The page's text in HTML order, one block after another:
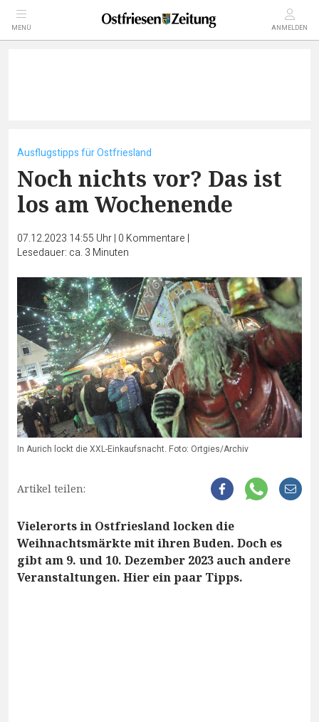
MENÜ ANMELDEN
Ausflugstipps für Ostfriesland
Noch nichts vor? Das ist
los am Wochenende
07.12.2023 14:55 Uhr| 0 Kommentare |
Lesedauer: ca. 3 Minuten
In Aurich lockt die XXL-Einkaufsnacht. Foto: Ortgies/Archiv
Artikel teilen:
Vielerorts in Ostfriesland locken die
Weihnachtsmärkte mit ihren Buden. Doch es
gibt am 9. und 10. Dezember 2023 auch andere
Veranstaltungen. Hier ein paar Tipps.